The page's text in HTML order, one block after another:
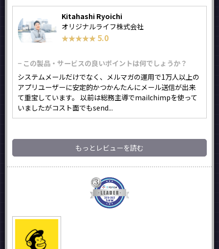
Kitahashi Ryoichi
オリジナルライフ株式会社
★★★★★
★★★★★ 5.0
− この製品・サービスの良いポイントは何でしょうか？
システムメールだけでなく、メルマガの運用で1万人以上の
アプリユーザーに安定的かつかんたんにメール送信が出来
て重宝しています。 以前は総務主導でmailchimpを使って
いましたがコスト面でもsend...
もっとレビューを読む